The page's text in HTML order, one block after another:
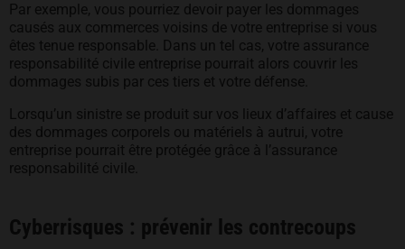
Par exemple, vous pourriez devoir payer les dommages
causés aux commerces voisins de votre entreprise si vous
êtes tenue responsable. Dans un tel cas, votre assurance
responsabilité civile entreprise pourrait alors couvrir les
dommages subis par ces tiers et votre défense.
Lorsqu’un sinistre se produit sur vos lieux d’affaires et cause
des dommages corporels ou matériels à autrui, votre
entreprise pourrait être protégée grâce à l’assurance
responsabilité civile.
Cyberrisques : prévenir les contrecoups